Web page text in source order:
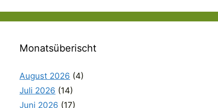
Monatsüberischt
August 2026 (4)
Juli 2026 (14)
Juni 2026 (17)